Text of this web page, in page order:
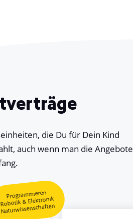
die Du für Dein Kind
auch wenn man die Angebote
Programmieren
Robotik & Elektronik
Naturwissenschaften